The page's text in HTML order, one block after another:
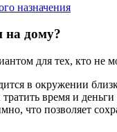
назначения
на дому?
для тех, кто не
в окружении
время и деньги
что позволяет